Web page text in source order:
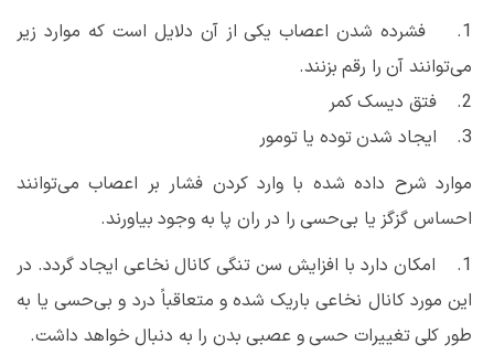
1. فشرده شدن اعصاب یکی از آن دلایل است که موارد زیر
می‌توانند آن را رقم بزنند.
2. فتق دیسک کمر
3. ایجاد شدن توده یا تومور
موارد شرح داده شده با وارد کردن فشار بر اعصاب می‌توانند
احساس گزگز یا بی‌حسی را در ران پا به وجود بیاورند.
1. امکان دارد با افزایش سن تنگی کانال نخاعی ایجاد گردد. در
این مورد کانال نخاعی باریک شده و متعاقباً درد و بی‌حسی یا به
طور کلی تغییرات حسی و عصبی بدن را به دنبال خواهد داشت.